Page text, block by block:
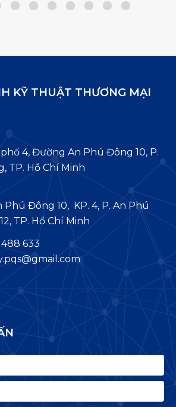
KỸ THUẬT THƯƠNG MẠI
phố 4, Đường An Phú Đông 10, P.
TP. Hồ Chí Minh
Đông 10, KP. 4, P. An Phú
TP. Hồ Chí Minh
633